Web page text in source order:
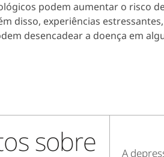
podem aumentar o risco
disso, experiências
desencadear a doença em
sobre
A